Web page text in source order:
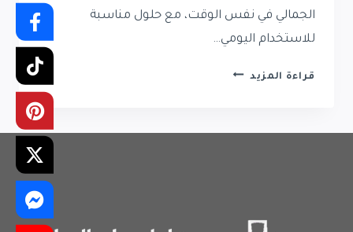
الجمالي في نفس الوقت، مع حلول مناسبة
للاستخدام اليومي…
قراءة المزيد جلسات
حي